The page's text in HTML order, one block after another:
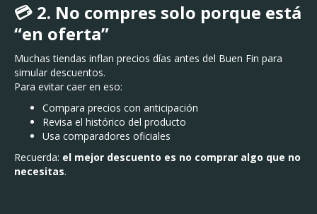
💳 2. No compres solo porque está
“en oferta”
Muchas tiendas inflan precios días antes del Buen Fin para
simular descuentos.
Para evitar caer en eso:
Compara precios con anticipación
Revisa el histórico del producto
Usa comparadores oficiales
Recuerda: el mejor descuento es no comprar algo que no
necesitas.